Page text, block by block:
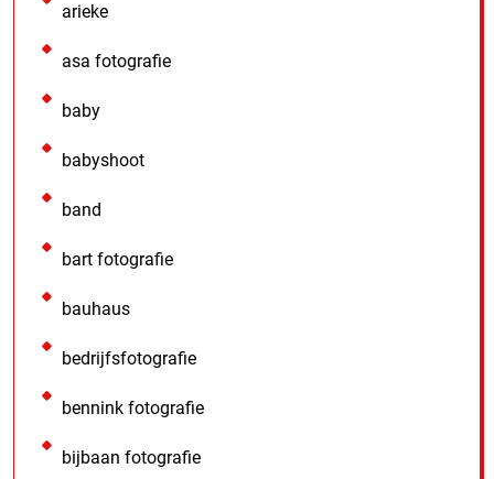
arieke
asa fotografie
baby
babyshoot
band
bart fotografie
bauhaus
bedrijfsfotografie
bennink fotografie
bijbaan fotografie